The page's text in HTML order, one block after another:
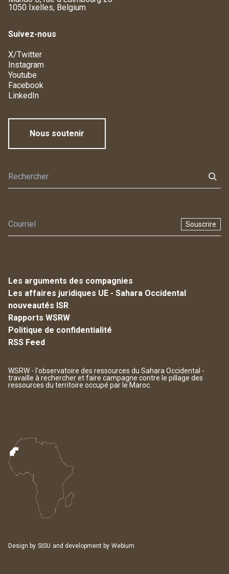
1050 Ixelles, Belgium
Suivez-nous
X/Twitter
Instagram
Youtube
Facebook
LinkedIn
Nous soutenir
Souscrire
Les arguments des compagnies
Les affaires juridiques UE - Sahara Occidental
nouveautés ISR
Rapports WSRW
Politique de confidentialité
RSS Feed
WSRW - l'observatoire des ressources du Sahara Occidental -
travaille à rechercher et faire campagne contre le pillage des
ressources du territoire occupé par le Maroc.
Design by SISU and development by Webium